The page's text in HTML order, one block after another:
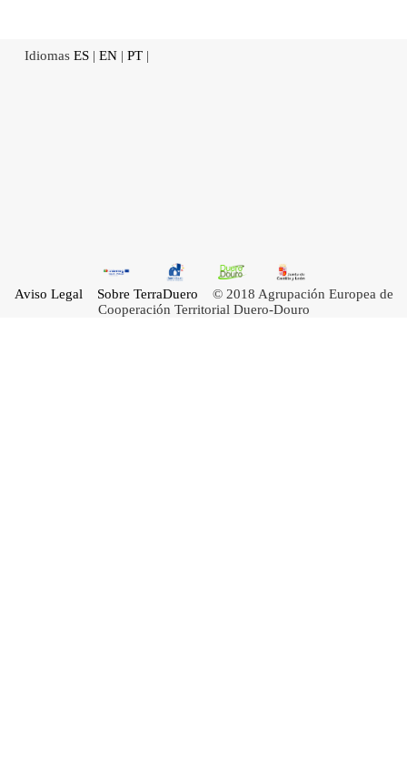
Idiomas ES | EN | PT |
Aviso Legal Sobre TerraDuero © 2018 Agrupación Europea de
Cooperación Territorial Duero-Douro